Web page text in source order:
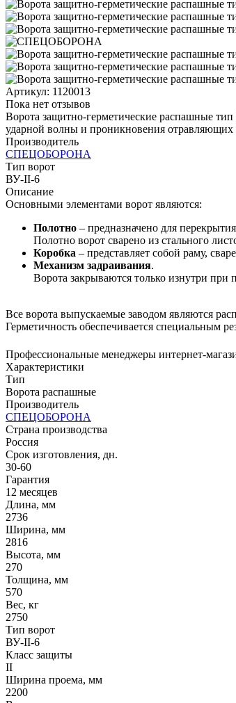
Артикул: 1120013
Пока нет отзывов
Ворота защитно-герметические распашные
ударной волны и проникновения
Производитель
СПЕЦОБОРОНА
Тип ворот
ВУ-II-6
Описание
Основными элементами ворот являются:
Полотно – предназначено для
Полотно ворот сварено из стального
Коробка – представляет собой раму,
Механизм задраивания.
Ворота закрываются только изнутри
Все ворота выпускаемые заводом являются
Герметичность обеспечивается специальным
Профессиональные менеджеры интернет-
Характеристики
Тип
Ворота распашные
Производитель
СПЕЦОБОРОНА
Страна производства
Россия
Срок изготовления, дн.
30-60
Гарантия
12 месяцев
Длина, мм
2736
Ширина, мм
2816
Высота, мм
270
Толщина, мм
570
Вес, кг
2750
Тип ворот
ВУ-II-6
Класс защиты
II
Ширина проема, мм
2200